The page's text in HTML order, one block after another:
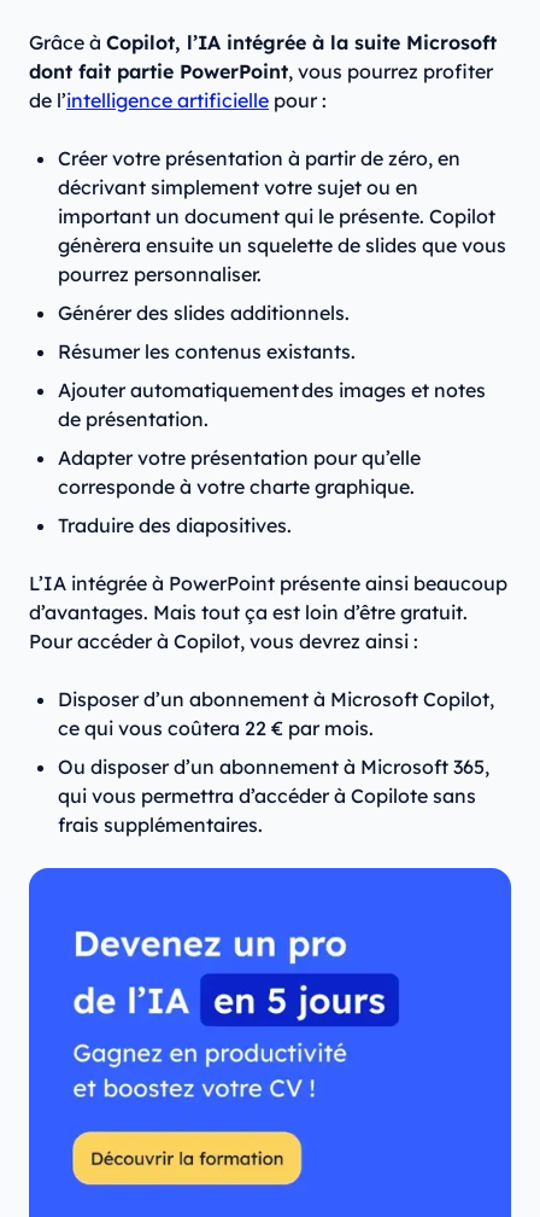
Grâce à Copilot, l’IA intégrée à la suite Microsoft
dont fait partie PowerPoint, vous pourrez profiter
de l’intelligence artificielle pour :
Créer votre présentation à partir de zéro, en
décrivant simplement votre sujet ou en
important un document qui le présente. Copilot
génèrera ensuite un squelette de slides que vous
pourrez personnaliser.
Générer des slides additionnels.
Résumer les contenus existants.
Ajouter automatiquement des images et notes
de présentation.
Adapter votre présentation pour qu’elle
corresponde à votre charte graphique.
Traduire des diapositives.
L’IA intégrée à PowerPoint présente ainsi beaucoup
d’avantages. Mais tout ça est loin d’être gratuit.
Pour accéder à Copilot, vous devrez ainsi :
Disposer d’un abonnement à Microsoft Copilot,
ce qui vous coûtera 22 € par mois.
Ou disposer d’un abonnement à Microsoft 365,
qui vous permettra d’accéder à Copilote sans
frais supplémentaires.